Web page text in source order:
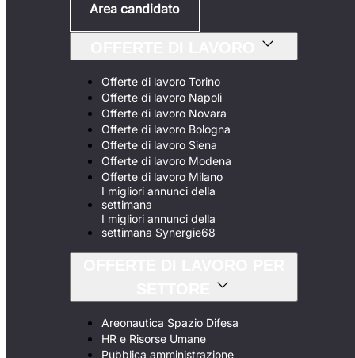
Area candidato
Offerte di lavoro Torino
Offerte di lavoro Napoli
Offerte di lavoro Novara
Offerte di lavoro Bologna
Offerte di lavoro Siena
Offerte di lavoro Modena
Offerte di lavoro Milano
I migliori annunci della
settimana
I migliori annunci della
settimana Synergie68
Areonautica Spazio Difesa
HR e Risorse Umane
Pubblica amministrazione